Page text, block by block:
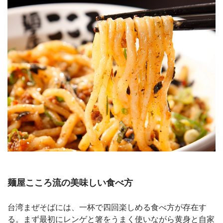
麺屋こころ流の美味しい食べ方
台湾まぜそばには、一杯で四回楽しめる食べ方が存在す
る。まず最初にレンゲと箸をうまく使いながら黄身と自家